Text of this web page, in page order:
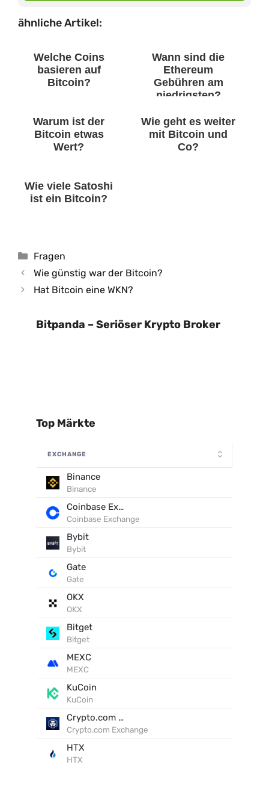
ähnliche Artikel:
Welche Coins
basieren auf
Bitcoin?
Wann sind die
Ethereum
Gebühren am
niedrigsten?
Warum ist der
Bitcoin etwas
Wert?
Wie geht es weiter
mit Bitcoin und
Co?
Wie viele Satoshi
ist ein Bitcoin?
Kategorien
Fragen
Wie günstig war der Bitcoin?
Hat Bitcoin eine WKN?
Bitpanda – Seriöser Krypto Broker
Top Märkte
EXCHANGE
Binance
Binance
Coinbase Exchange
Coinbase Exchange
Bybit
Bybit
Gate
Gate
OKX
OKX
Bitget
Bitget
MEXC
MEXC
KuCoin
KuCoin
Crypto.com Exchange
Crypto.com Exchange
HTX
HTX